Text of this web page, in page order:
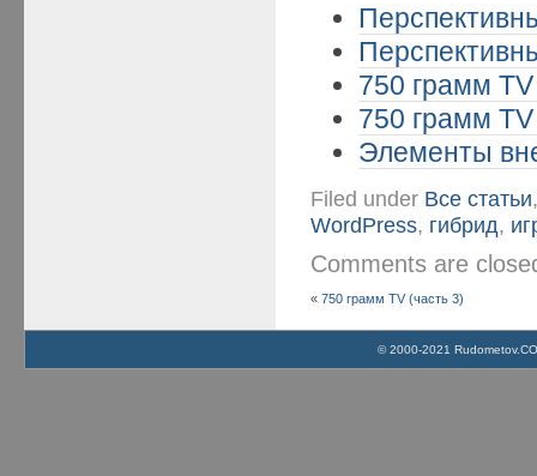
750 грамм
750 грамм
Элементы
Filed under Все статьи
WordPress, гибрид,
Comments are
«750 грамм TV (часть 3)
© 2000-2021